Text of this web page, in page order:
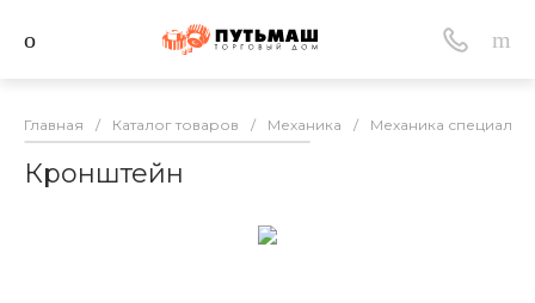
Главная / Каталог товаров / Механика / Механика
Кронштейн